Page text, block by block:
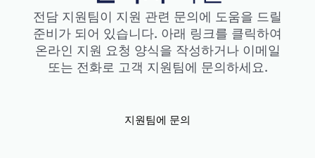
전담 지원팀이 지원 관련 문의에 도움을 드릴
준비가 되어 있습니다. 아래 링크를 클릭하여
온라인 지원 요청 양식을 작성하거나 이메일
또는 전화로 고객 지원팀에 문의하세요.
지원팀에 문의